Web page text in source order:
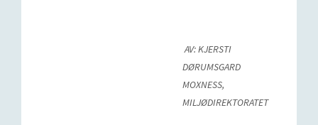
AV: KJERSTI
DØRUMSGARD
MOXNESS,
MILJØDIREKTORATET